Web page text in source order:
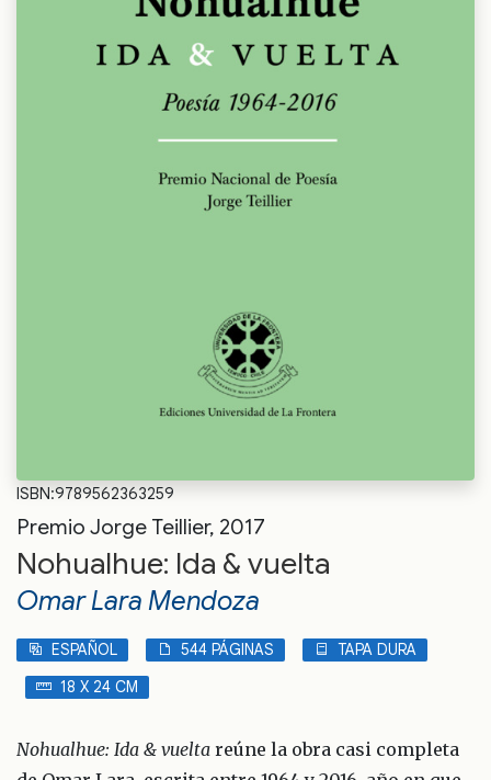
ISBN:9789562363259
Premio Jorge Teillier, 2017
Nohualhue: Ida & vuelta
Omar Lara Mendoza
ESPAÑOL 544 PÁGINAS
TAPA DURA
18 X 24 CM
Nohualhue: Ida & vuelta reúne la obra casi completa